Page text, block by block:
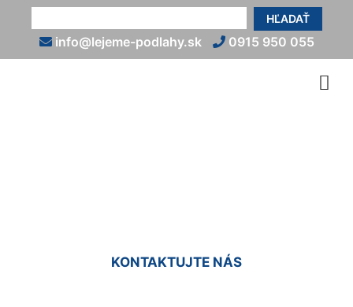
HĽADAŤ
info@lejeme-podlahy.sk 0915 950 055
KONTAKTUJTE NÁS